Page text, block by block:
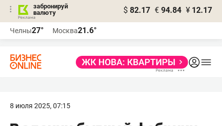
забронируй
валюту
$ 82.17 € 94.84 ¥ 12.17
Челны27° Москва21.6°
8 июля 2025, 07:15